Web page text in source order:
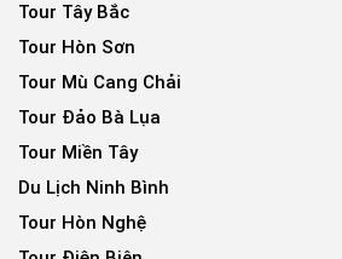
Tour Tây Bắc
Tour Hòn Sơn
Tour Mù Cang Chải
Tour Đảo Bà Lụa
Tour Miền Tây
Du Lịch Ninh Bình
Tour Hòn Nghệ